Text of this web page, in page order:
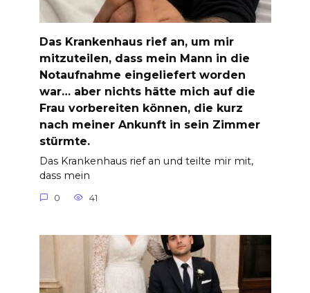
Das Krankenhaus rief an, um mir
mitzuteilen, dass mein Mann in die
Notaufnahme eingeliefert worden
war… aber nichts hätte mich auf die
Frau vorbereiten können, die kurz
nach meiner Ankunft in sein Zimmer
stürmte.
Das Krankenhaus rief an und teilte mir mit,
dass mein
0 41